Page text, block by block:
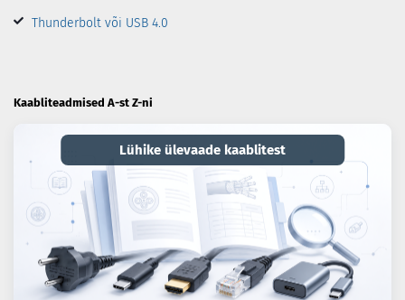
Thunderbolt või USB 4.0
Kaabliteadmised A-st Z-ni
Lühike ülevaade kaablitest